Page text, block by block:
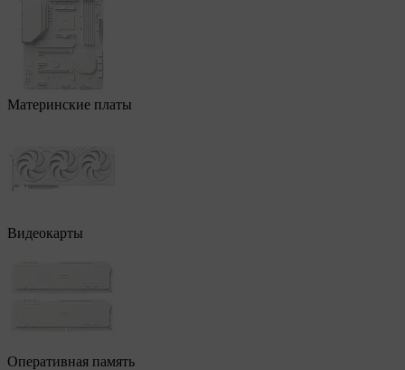
Материнские платы
Видеокарты
Оперативная память